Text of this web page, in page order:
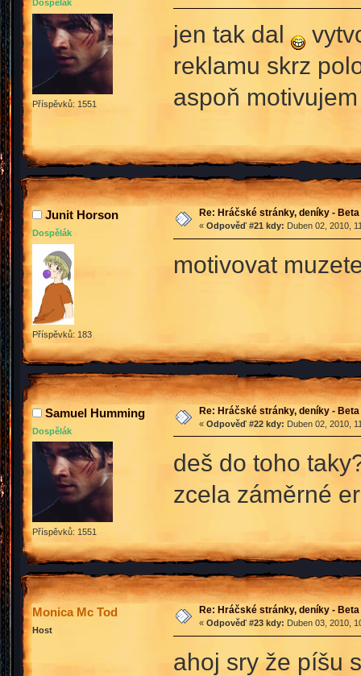
Dospělák
Příspěvků: 1551
jen tak dal
reklamu skrz
aspoň
Junit Horson
Dospělák
Příspěvků: 183
Re: Hráčské stránky, deníky - Beta
« Odpověď #21 kdy: Duben 02, 2010,
motivovat
Samuel Humming
Dospělák
Příspěvků: 1551
Re: Hráčské stránky, deníky - Beta
« Odpověď #22 kdy: Duben 02, 2010,
deš do toho
zcela záměrné
Monica Mc Tod
Host
Re: Hráčské stránky, deníky - Beta
« Odpověď #23 kdy: Duben 03, 2010,
ahoj sry že píšu